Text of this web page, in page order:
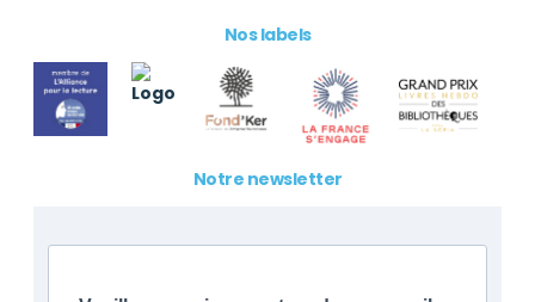
Nos labels
Notre newsletter